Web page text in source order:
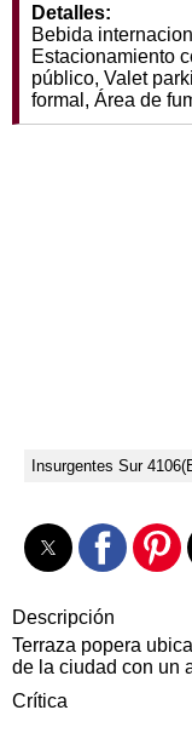
Detalles:
Bebida
Estacionamiento
público, Valet
formal, Área de
Insurgentes Sur 4106
Descripción
Terraza popera
de la ciudad con un
Crítica